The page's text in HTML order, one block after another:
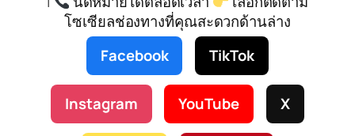
โซเซียลช่องทางที่คุณสะดวกด้านล่าง
Facebook
TikTok
Instagram YouTube X